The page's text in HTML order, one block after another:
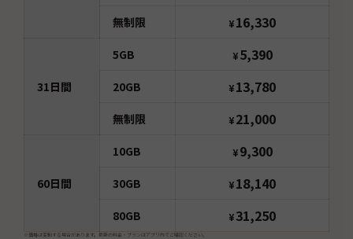
無制限 ¥16,330
31日間
5GB ¥ 5,390
20GB ¥13,780
無制限 ¥21,000
60日間
10GB ¥ 9,300
30GB ¥18,140
80GB ¥31,250
※価格は変動する場合があります。最新の料金・プランはアプリ内でご確認ください。